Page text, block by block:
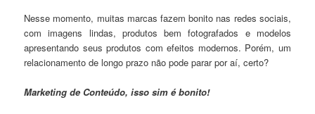
Nesse momento, muitas marcas fazem bonito nas redes sociais,
com imagens lindas, produtos bem fotografados e modelos
apresentando seus produtos com efeitos modernos. Porém, um
relacionamento de longo prazo não pode parar por aí, certo?
Marketing de Conteúdo, isso sim é bonito!